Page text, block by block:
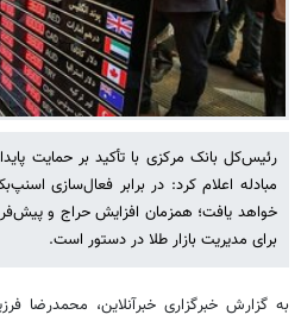
مبادله اعلام کرد: در برابر فعال‌سازی
خواهد یافت؛ همزمان افزایش حراج و
برای مدیریت بازار طلا در دستور است.
به گزارش خبرگزاری خبرآنلاین، محمدرضا